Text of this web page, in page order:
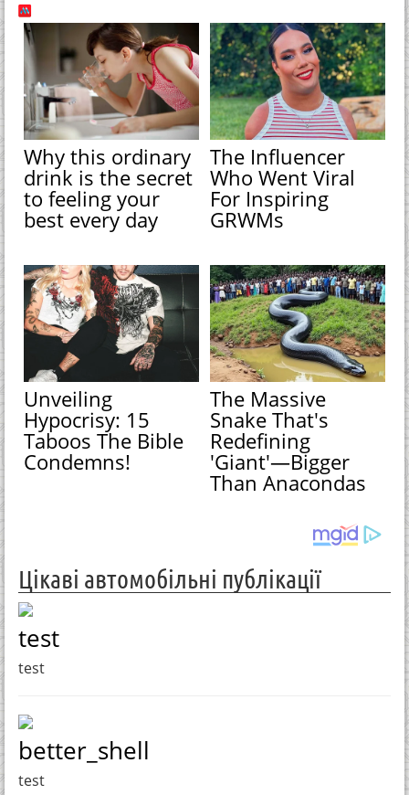
Why this ordinary
drink is the secret
to feeling your
best every day
The Influencer
Who Went Viral
For Inspiring
GRWMs
Unveiling
Hypocrisy: 15
Taboos The Bible
Condemns!
The Massive
Snake That's
Redefining
'Giant'—Bigger
Than Anacondas
Цікаві автомобільні публікації
test
test
better_shell
test